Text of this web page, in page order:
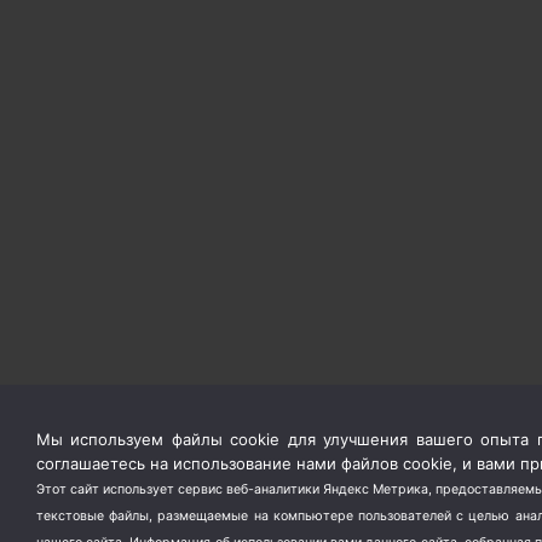
Мы используем файлы cookie для улучшения вашего опыта
соглашаетесь на использование нами файлов cookie, и вами
Этот сайт использует сервис веб-аналитики Яндекс Метрика,
текстовые файлы, размещаемые на компьютере пользователей с целью